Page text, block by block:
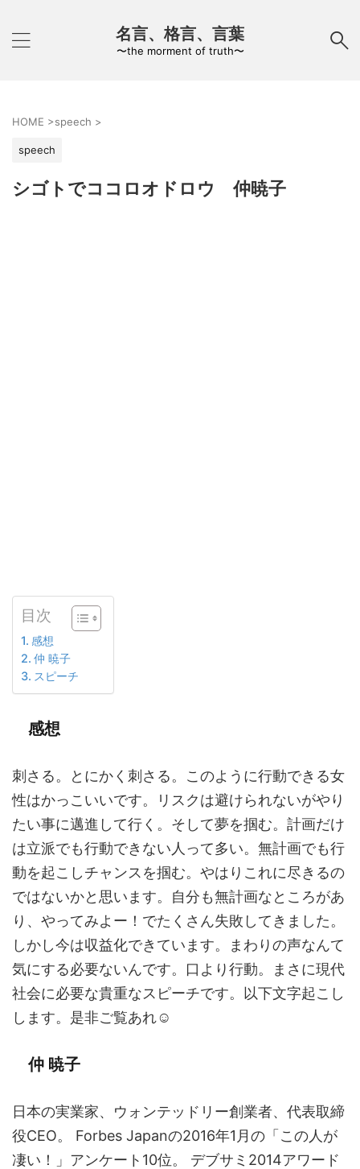
名言、格言、言葉
〜the morment of truth〜
HOME >speech >
speech
シゴトでココロオドロウ 仲暁子
目次
感想
仲 暁子
スピーチ
感想
刺さる。とにかく刺さる。このように行動できる女
性はかっこいいです。リスクは避けられないがやり
たい事に邁進して行く。そして夢を掴む。計画だけ
は立派でも行動できない人って多い。無計画でも行
動を起こしチャンスを掴む。やはりこれに尽きるの
ではないかと思います。自分も無計画なところがあ
り、やってみよー！でたくさん失敗してきました。
しかし今は収益化できています。まわりの声なんて
気にする必要ないんです。口より行動。まさに現代
社会に必要な貴重なスピーチです。以下文字起こし
します。是非ご覧あれ☺︎
仲 暁子
日本の実業家、ウォンテッドリー創業者、代表取締
役CEO。 Forbes Japanの2016年1月の「この人が
凄い！」アンケート10位。 デブサミ2014アワード